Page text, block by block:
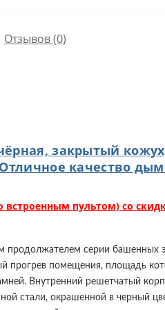
Отзывов (0)
закрытый
Отличное качество
встроенным пультом) со
продолжателем серии башенных
прогрев помещения, площадь
Внутренний решетчатый
стали, окрашенной в черный